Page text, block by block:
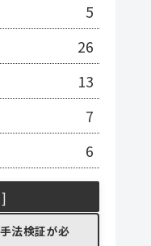
5
26
13
7
6
法検証が必